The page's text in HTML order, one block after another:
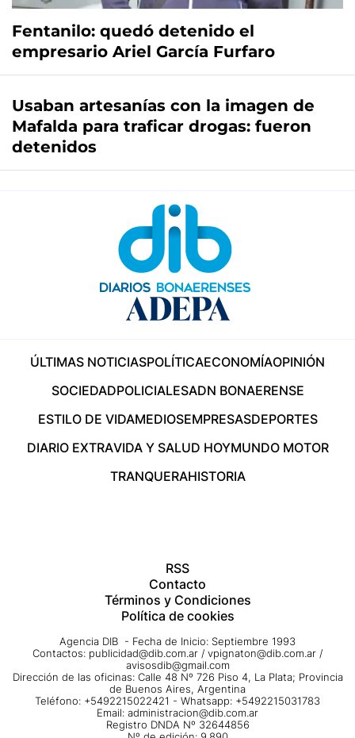
Fentanilo: quedó detenido el
empresario Ariel García Furfaro
Usaban artesanías con la imagen de
Mafalda para traficar drogas: fueron
detenidos
ÚLTIMAS NOTICIASPOLÍTICAECONOMÍAOPINIÓN
SOCIEDADPOLICIALESADN BONAERENSE
ESTILO DE VIDAMEDIOSEMPRESASDEPORTES
DIARIO EXTRAVIDA Y SALUD HOYMUNDO MOTOR
TRANQUERAHISTORIA
RSS
Contacto
Términos y Condiciones
Política de cookies
Agencia DIB - Fecha de Inicio: Septiembre 1993
Contactos: publicidad@dib.com.ar / vpignaton@dib.com.ar /
avisosdib@gmail.com
Dirección de las oficinas: Calle 48 Nº 726 Piso 4, La Plata; Provincia
de Buenos Aires, Argentina
Teléfono: +5492215022421 - Whatsapp: +5492215031783
Email: administracion@dib.com.ar
Registro DNDA Nº 32644856